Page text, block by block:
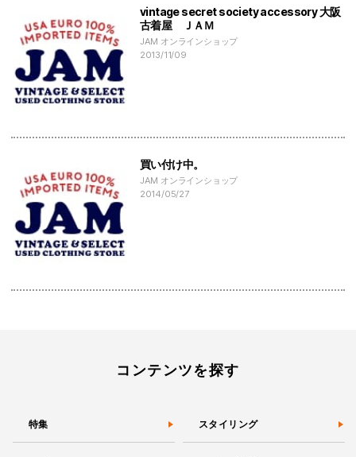
vintage secret society accessory 大阪
古着屋 ＪＡＭ
JAM オンラインショップ
2013/11/09
買い付け中。
JAM オンラインショップ
2014/05/27
コンテンツを探す
特集 スタイリング